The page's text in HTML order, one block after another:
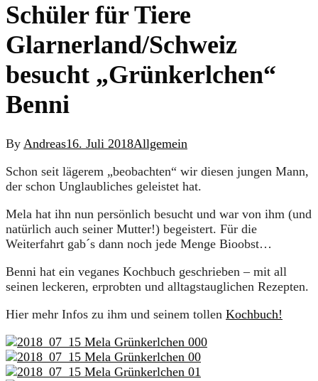
Schüler für Tiere
Glarnerland/Schweiz
besucht „Grünkerlchen“
Benni
By Andreas16. Juli 2018Allgemein
Schon seit lägerem „beobachten“ wir diesen jungen Mann,
der schon Unglaubliches geleistet hat.
Mela hat ihn nun persönlich besucht und war von ihm (und
natürlich auch seiner Mutter!) begeistert. Für die
Weiterfahrt gab´s dann noch jede Menge Bioobst…
Benni hat ein veganes Kochbuch geschrieben – mit all
seinen leckeren, erprobten und alltagstauglichen Rezepten.
Hier mehr Infos zu ihm und seinem tollen Kochbuch!